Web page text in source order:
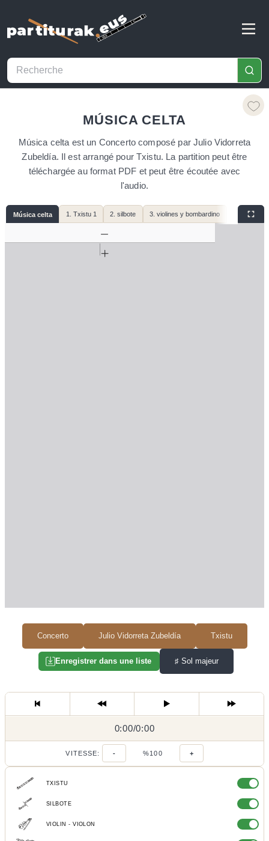
MÚSICA CELTA
Concerto Julio Vidorreta Zubeldía Txistu
Enregistrer dans une liste ♯ Sol majeur
Música celta est un Concerto composé par Julio Vidorreta
Zubeldía. Il est arrangé pour Txistu. La partition peut être
téléchargée au format PDF et peut être écoutée avec
l'audio.
0:00/
0:00/0:00
VITESSE: - %100 +
TXISTU
SILBOTE
VIOLIN - VIOLON
Música celta 1. Txistu 1 2. silbote 3. violines y bombardino